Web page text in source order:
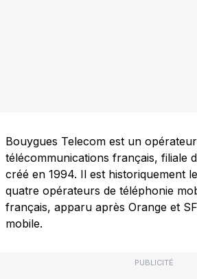
Bouygues Telecom est un
télécommunications français, filiale
créé en 1994. Il est historiquement
quatre opérateurs de téléphonie
français, apparu après Orange et
mobile.
PUBLICITÉ